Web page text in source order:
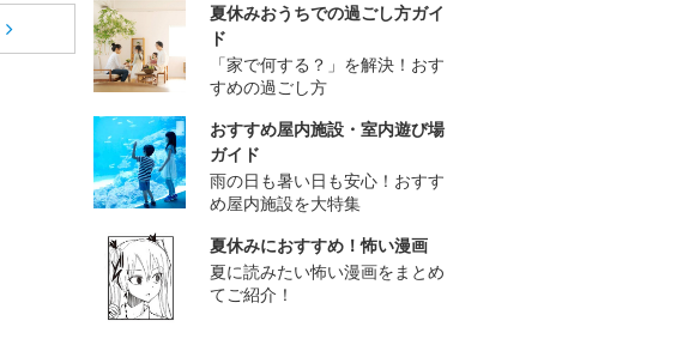
夏休みおうちでの過ごし方ガイ
ド
「家で何する？」を解決！おす
すめの過ごし方
おすすめ屋内施設・室内遊び場
ガイド
雨の日も暑い日も安心！おすす
め屋内施設を大特集
夏休みにおすすめ！怖い漫画
夏に読みたい怖い漫画をまとめ
てご紹介！